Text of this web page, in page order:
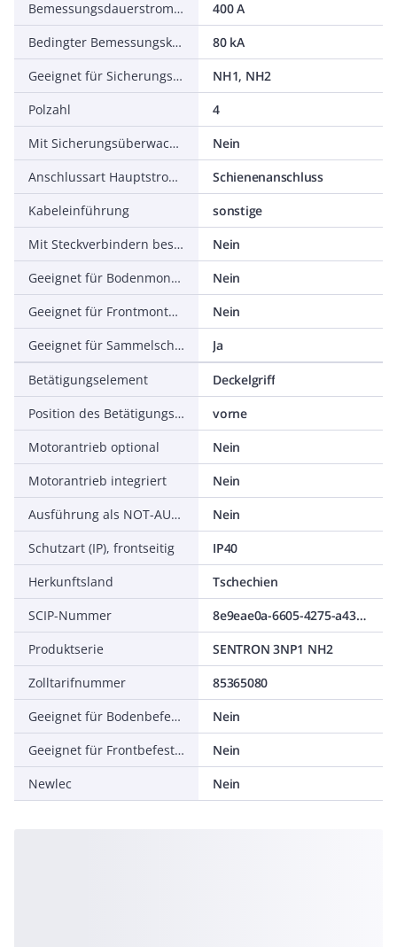
Bemessungsdauerstrom Iu
400 A
Bedingter Bemessungskurzschlussstrom Iq
80 kA
Geeignet für Sicherungseinsätze
NH1, NH2
Polzahl
4
Mit Sicherungsüberwachung
Nein
Anschlussart Hauptstromkreis
Schienenanschluss
Kabeleinführung
sonstige
Mit Steckverbindern bestückt
Nein
Geeignet für Bodenmontage
Nein
Geeignet für Frontmontage
Nein
Geeignet für Sammelschienenaufbau
Ja
Betätigungselement
Deckelgriff
Position des Betätigungselements
vorne
Motorantrieb optional
Nein
Motorantrieb integriert
Nein
Ausführung als NOT-AUS-Einrichtung
Nein
Schutzart (IP), frontseitig
IP40
Herkunftsland
Tschechien
SCIP-Nummer
8e9eae0a-6605-4275-a435-052cd276a684
Produktserie
SENTRON 3NP1 NH2
Zolltarifnummer
85365080
Geeignet für Bodenbefestigung
Nein
Geeignet für Frontbefestigung
Nein
Newlec
Nein